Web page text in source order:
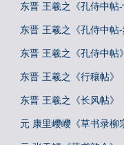
东晋 王羲之《孔侍中帖-
东晋 王羲之《孔侍中帖
东晋 王羲之《孔侍中帖
东晋 王羲之《行穰帖》
东晋 王羲之《长风帖》
元 康里巎巎《草书录柳